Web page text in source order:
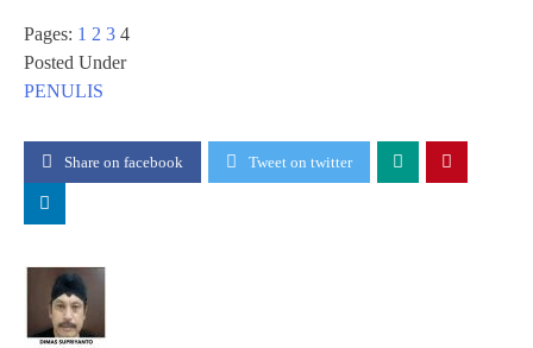
Pages: 1 2 3 4
Posted Under
PENULIS
Share on facebook Tweet on twitter